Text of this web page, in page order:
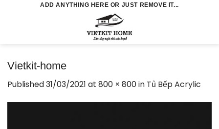
ADD ANYTHING HERE OR JUST REMOVE IT...
Vietkit-home
Published31/03/2021 at 800 × 800in Tủ Bếp Acrylic